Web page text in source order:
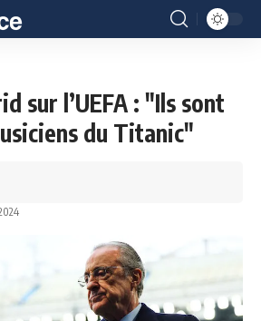
sur l’UEFA : "Ils sont
du Titanic"